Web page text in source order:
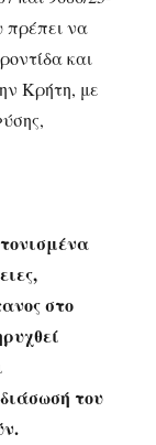
πρέπει να
και
Κρήτη, με
στο
του